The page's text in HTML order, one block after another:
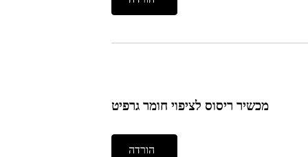
מכשיר ריסוס לציפוי חומר גרפיט
הורדה